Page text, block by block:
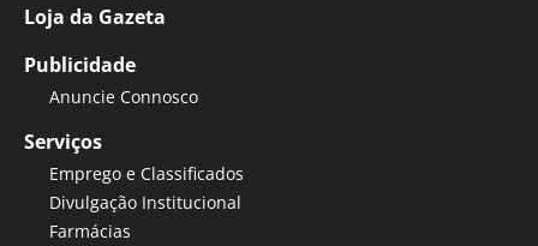
Loja da Gazeta
Publicidade
Anuncie Connosco
Serviços
Emprego e Classificados
Divulgação Institucional
Farmácias